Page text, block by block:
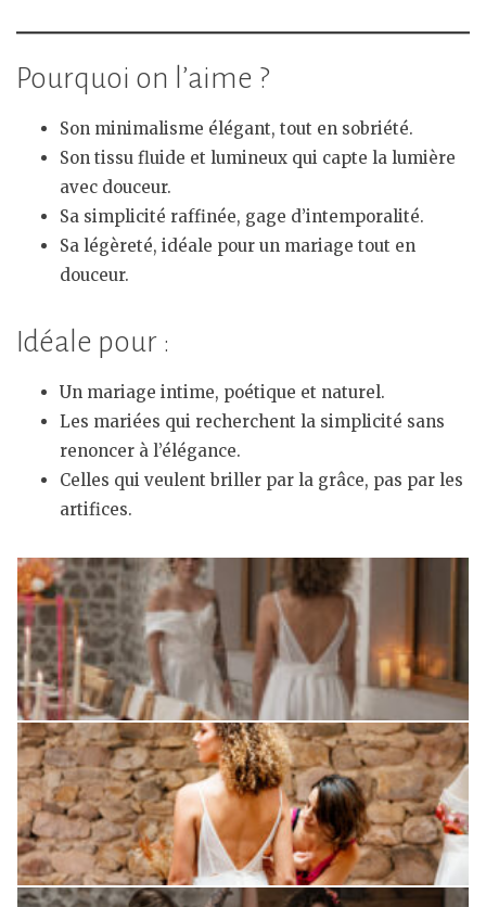
Pourquoi on l’aime ?
Son minimalisme élégant, tout en sobriété.
Son tissu fluide et lumineux qui capte la lumière
avec douceur.
Sa simplicité raffinée, gage d’intemporalité.
Sa légèreté, idéale pour un mariage tout en
douceur.
Idéale pour :
Un mariage intime, poétique et naturel.
Les mariées qui recherchent la simplicité sans
renoncer à l’élégance.
Celles qui veulent briller par la grâce, pas par les
artifices.